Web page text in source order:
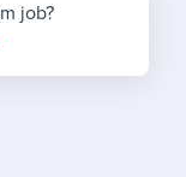
brand
experiences
job?